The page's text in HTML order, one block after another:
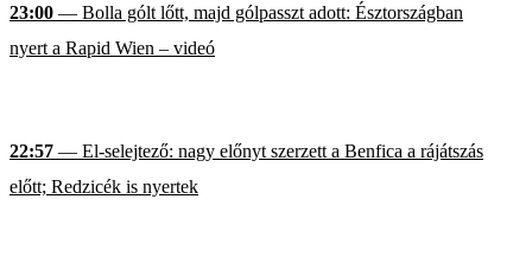
23:00 — Bolla gólt lőtt, majd gólpasszt adott: Észtországban
nyert a Rapid Wien – videó
22:57 — El-selejtező: nagy előnyt szerzett a Benfica a rájátszás
előtt; Redzicék is nyertek